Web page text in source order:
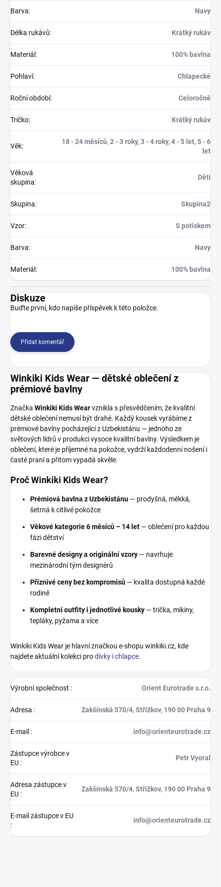
Barva: Navy
Délka rukávů: Krátký rukáv
Materiál : 100% bavlna
Pohlaví: Chlapecké
Roční období: Celoročně
Tričko: Krátký rukáv
Věk:
18 - 24 měsíců, 2 - 3 roky, 3 - 4 roky, 4 - 5 let, 5 - 6
let
Věková
skupina:
Děti
Skupina: Skupina2
Vzor: S potiskem
Barva: Navy
Materiál : 100% bavlna
Diskuze
Buďte první, kdo napíše příspěvek k této položce.
Přidat komentář
Winkiki Kids Wear — dětské oblečení z
prémiové bavlny
Značka Winkiki Kids Wearvznikla s přesvědčením, že kvalitní
dětské oblečení nemusí být drahé. Každý kousek vyrábíme z
prémiové bavlny pocházející z Uzbekistánu — jednoho ze
světových lídrů v produkci vysoce kvalitní bavlny. Výsledkem je
oblečení, které je příjemné na pokožce, vydrží každodenní nošení i
časté praní a přitom vypadá skvěle.
Proč Winkiki Kids Wear?
Prémiová bavlna z Uzbekistánu — prodyšná, měkká,
šetrná k citlivé pokožce
Věkové kategorie 6 měsíců – 14 let — oblečení pro každou
fázi dětství
Barevné designy a originální vzory — navrhuje
mezinárodní tým designérů
Příznivé ceny bez kompromisů — kvalita dostupná každé
rodině
Kompletní outfity i jednotlivé kousky — trička, mikiny,
tepláky, pyžama a více
Winkiki Kids Wear je hlavní značkou e-shopu winkiki.cz, kde
najdete aktuální kolekci prodívky i chlapce.
Výrobní společnost : Orient Eurotrade s.r.o.
Adresa : Zakšínská 570/4, Střížkov, 190 00 Praha 9
E-mail : info@orienteurotrade.cz
Zástupce výrobce v
EU :
Petr Vyoral
Adresa zástupce v
EU :
Zakšínská 570/4, Střížkov, 190 00 Praha 9
E-mail zástupce v EU
:
info@orienteurotrade.cz